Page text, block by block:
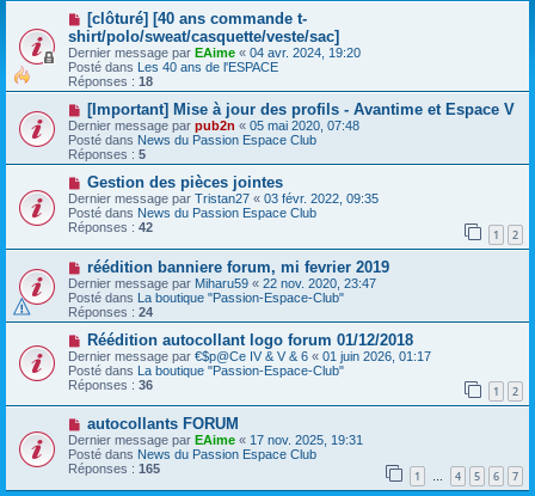
[clôturé] [40 ans commande t-
shirt/polo/sweat/casquette/veste/sac]
Dernier message par EAime « 04 avr. 2024, 19:20
Posté dans Les 40 ans de l'ESPACE
Réponses : 18
[Important] Mise à jour des profils - Avantime et Espace V
Dernier message par pub2n « 05 mai 2020, 07:48
Posté dans News du Passion Espace Club
Réponses : 5
Gestion des pièces jointes
Dernier message par Tristan27 « 03 févr. 2022, 09:35
Posté dans News du Passion Espace Club
Réponses : 42 1 2
réédition banniere forum, mi fevrier 2019
Dernier message par Miharu59 « 22 nov. 2020, 23:47
Posté dans La boutique "Passion-Espace-Club"
Réponses : 24
Réédition autocollant logo forum 01/12/2018
Dernier message par €$p@Ce IV & V & 6 « 01 juin 2026, 01:17
Posté dans La boutique "Passion-Espace-Club"
Réponses : 36 1 2
autocollants FORUM
Dernier message par EAime « 17 nov. 2025, 19:31
Posté dans News du Passion Espace Club
Réponses : 165 1 … 4 5 6 7